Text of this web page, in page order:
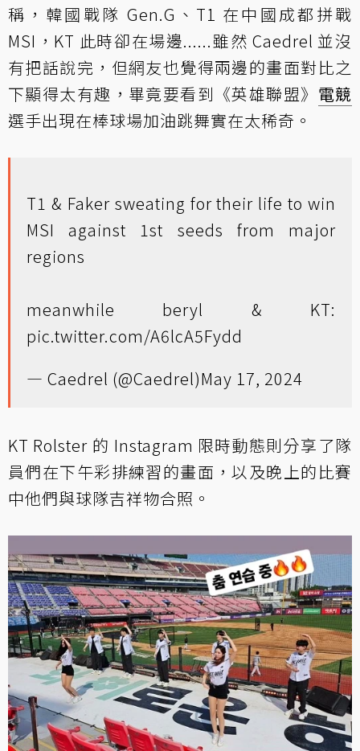
稱，韓國戰隊 Gen.G、T1 在中國成都拼戰
MSI，KT 此時卻在場邊......雖然 Caedrel 並沒
有把話說完，但網友也覺得兩邊的畫面對比之
下顯得太有趣，畢竟要看到《英雄聯盟》 電競
選手出現在棒球場加油跳舞實在太稀奇。
T1 & Faker sweating for their life to win
MSI against 1st seeds from major
regions
meanwhile beryl & KT:
pic.twitter.com/A6lcA5Fydd
— Caedrel (@Caedrel)May 17, 2024
KT Rolster 的 Instagram 限時動態則分享了隊
員們在下午彩排練習的畫面，以及晚上的比賽
中他們與球隊吉祥物合照。